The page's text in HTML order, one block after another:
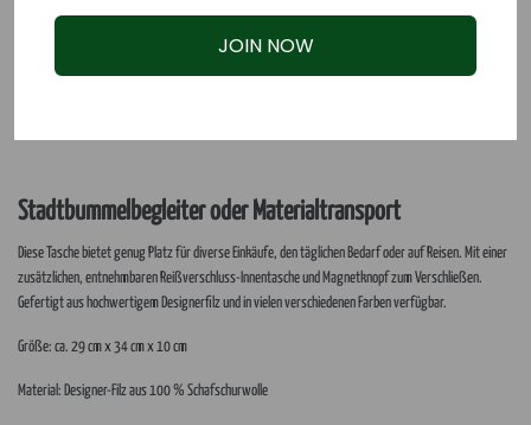
Stadtbummelbegleiter oder Materialtransport
Diese Tasche bietet genug Platz für diverse Einkäufe, den täglichen Bedarf oder auf Reisen. Mit einer
zusätzlichen, entnehmbaren Reißverschluss-Innentasche und Magnetknopf zum Verschließen.
Gefertigt aus hochwertigem Designerfilz und in vielen verschiedenen Farben verfügbar.
Größe: ca. 29 cm x 34 cm x 10 cm
Material: Designer-Filz aus 100 % Schafschurwolle
JOIN NOW